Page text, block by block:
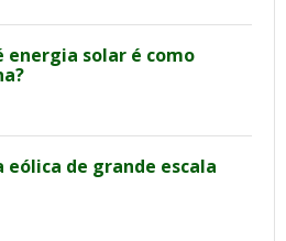
energia solar é como
eólica de grande escala